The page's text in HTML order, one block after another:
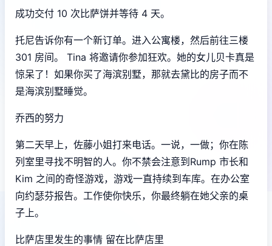
成功交付 10 次比萨饼并等待 4 天。
托尼告诉你有一个新订单。进入公寓楼，然后前往三楼
301 房间。 Tina 将邀请你参加狂欢。她的女儿贝卡真是
惊呆了！如果你买了海滨别墅，那就去黛比的房子而不
是海滨别墅睡觉。
乔西的努力
第二天早上，佐藤小姐打来电话。一说，一做；你在陈
列室里寻找不明智的人。你不禁会注意到Rump 市长和
Kim 之间的奇怪游戏，游戏一直持续到车库。在办公室
向约瑟芬报告。工作使你快乐，你最终躺在她父亲的桌
子上。
比萨店里发生的事情 留在比萨店里